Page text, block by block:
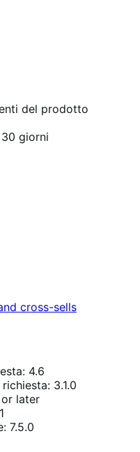
del prodotto
giorni
cross-sells
4.6
3.1.0
or later
7.5.0